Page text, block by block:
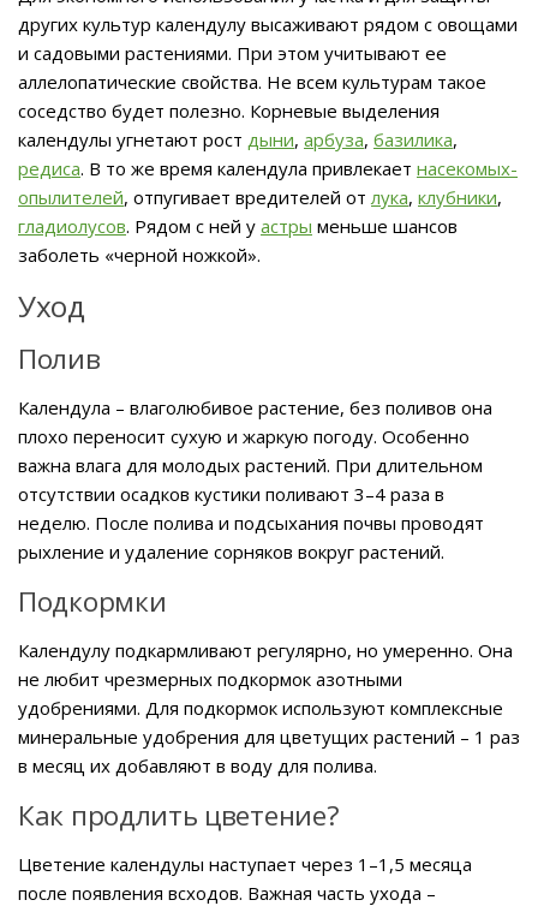
других культур календулу высаживают рядом с овощами
и садовыми растениями. При этом учитывают ее
аллелопатические свойства. Не всем культурам такое
соседство будет полезно. Корневые выделения
календулы угнетают рост дыни, арбуза, базилика,
редиса. В то же время календула привлекает насекомых-
опылителей, отпугивает вредителей от лука, клубники,
гладиолусов. Рядом с ней у астры меньше шансов
заболеть «черной ножкой».
Уход
Полив
Календула – влаголюбивое растение, без поливов она
плохо переносит сухую и жаркую погоду. Особенно
важна влага для молодых растений. При длительном
отсутствии осадков кустики поливают 3–4 раза в
неделю. После полива и подсыхания почвы проводят
рыхление и удаление сорняков вокруг растений.
Подкормки
Календулу подкармливают регулярно, но умеренно. Она
не любит чрезмерных подкормок азотными
удобрениями. Для подкормок используют комплексные
минеральные удобрения для цветущих растений – 1 раз
в месяц их добавляют в воду для полива.
Как продлить цветение?
Цветение календулы наступает через 1–1,5 месяца
после появления всходов. Важная часть ухода –